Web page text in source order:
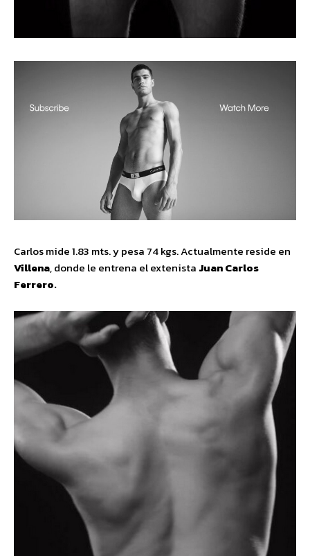
Carlos mide 1.83 mts. y pesa 74 kgs. Actualmente reside en
Villena, donde le entrena el extenista Juan Carlos
Ferrero.​